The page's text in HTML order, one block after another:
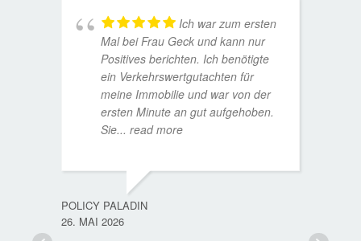
Ich war zum ersten
Mal bei Frau Geck und kann nur
Positives berichten. Ich benötigte
ein Verkehrswertgutachten für
meine Immobilie und war von der
ersten Minute an gut aufgehoben.
Sie... read more
POLICY PALADIN
26. MAI 2026